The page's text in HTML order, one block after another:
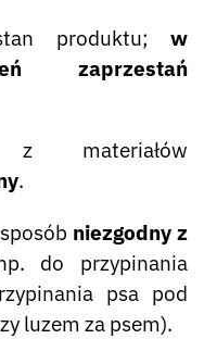
produktu; w
zaprzestań
z materiałów
.
niezgodny z
do przypinania
psa pod
luzem za psem).